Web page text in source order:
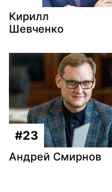
Кирилл
Шевченко
#23
Андрей Смирнов